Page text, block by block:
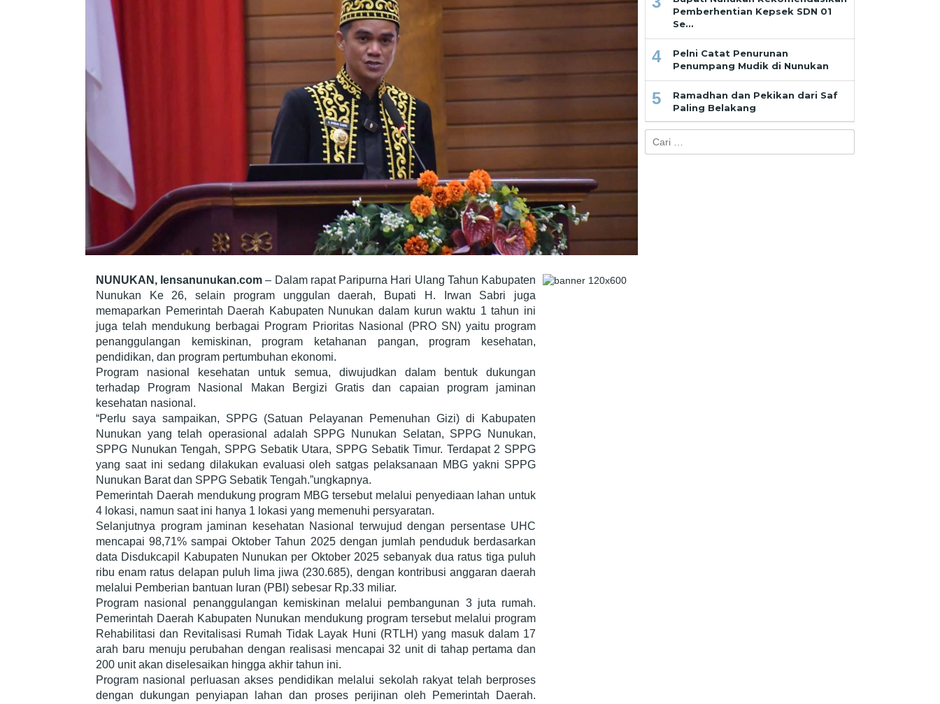
NUNUKAN, lensanunukan.com – Dalam rapat Paripurna Hari Ulang Tahun Kabupaten
Nunukan Ke 26, selain program unggulan daerah, Bupati H. Irwan Sabri juga
memaparkan Pemerintah Daerah Kabupaten Nunukan dalam kurun waktu 1 tahun ini
juga telah mendukung berbagai Program Prioritas Nasional (PRO SN) yaitu program
penanggulangan kemiskinan, program ketahanan pangan, program kesehatan,
pendidikan, dan program pertumbuhan ekonomi.
Program nasional kesehatan untuk semua, diwujudkan dalam bentuk dukungan
terhadap Program Nasional Makan Bergizi Gratis dan capaian program jaminan
kesehatan nasional.
“Perlu saya sampaikan, SPPG (Satuan Pelayanan Pemenuhan Gizi) di Kabupaten
Nunukan yang telah operasional adalah SPPG Nunukan Selatan, SPPG Nunukan,
SPPG Nunukan Tengah, SPPG Sebatik Utara, SPPG Sebatik Timur. Terdapat 2 SPPG
yang saat ini sedang dilakukan evaluasi oleh satgas pelaksanaan MBG yakni SPPG
Nunukan Barat dan SPPG Sebatik Tengah.”ungkapnya.
Pemerintah Daerah mendukung program MBG tersebut melalui penyediaan lahan untuk
4 lokasi, namun saat ini hanya 1 lokasi yang memenuhi persyaratan.
Selanjutnya program jaminan kesehatan Nasional terwujud dengan persentase UHC
mencapai 98,71% sampai Oktober Tahun 2025 dengan jumlah penduduk berdasarkan
data Disdukcapil Kabupaten Nunukan per Oktober 2025 sebanyak dua ratus tiga puluh
ribu enam ratus delapan puluh lima jiwa (230.685), dengan kontribusi anggaran daerah
melalui Pemberian bantuan Iuran (PBI) sebesar Rp.33 miliar.
Program nasional penanggulangan kemiskinan melalui pembangunan 3 juta rumah.
Pemerintah Daerah Kabupaten Nunukan mendukung program tersebut melalui program
Rehabilitasi dan Revitalisasi Rumah Tidak Layak Huni (RTLH) yang masuk dalam 17
arah baru menuju perubahan dengan realisasi mencapai 32 unit di tahap pertama dan
200 unit akan diselesaikan hingga akhir tahun ini.
Program nasional perluasan akses pendidikan melalui sekolah rakyat telah berproses
dengan dukungan penyiapan lahan dan proses perijinan oleh Pemerintah Daerah.
Pemberhentian Kepsek SDN 01
Se…
4
Pelni Catat Penurunan
Penumpang Mudik di Nunukan
5
Ramadhan dan Pekikan dari Saf
Paling Belakang
untuk: